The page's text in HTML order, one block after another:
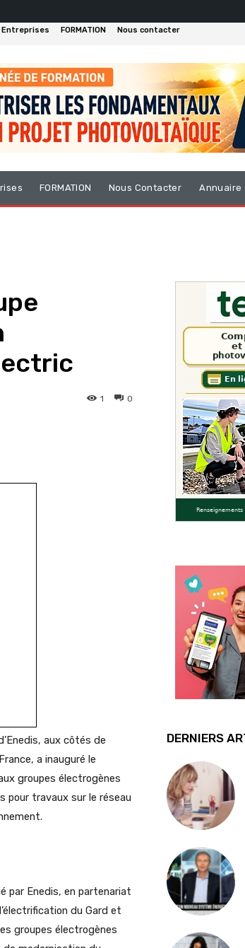
Entreprises FORMATION
Nous contacter
FORMATION Nous Contacter Annuaire
0
1
aux côtés de
a inauguré le
groupes électrogènes
pour travaux sur le réseau
par Enedis, en partenariat
du Gard et
groupes électrogènes
DERNIERS